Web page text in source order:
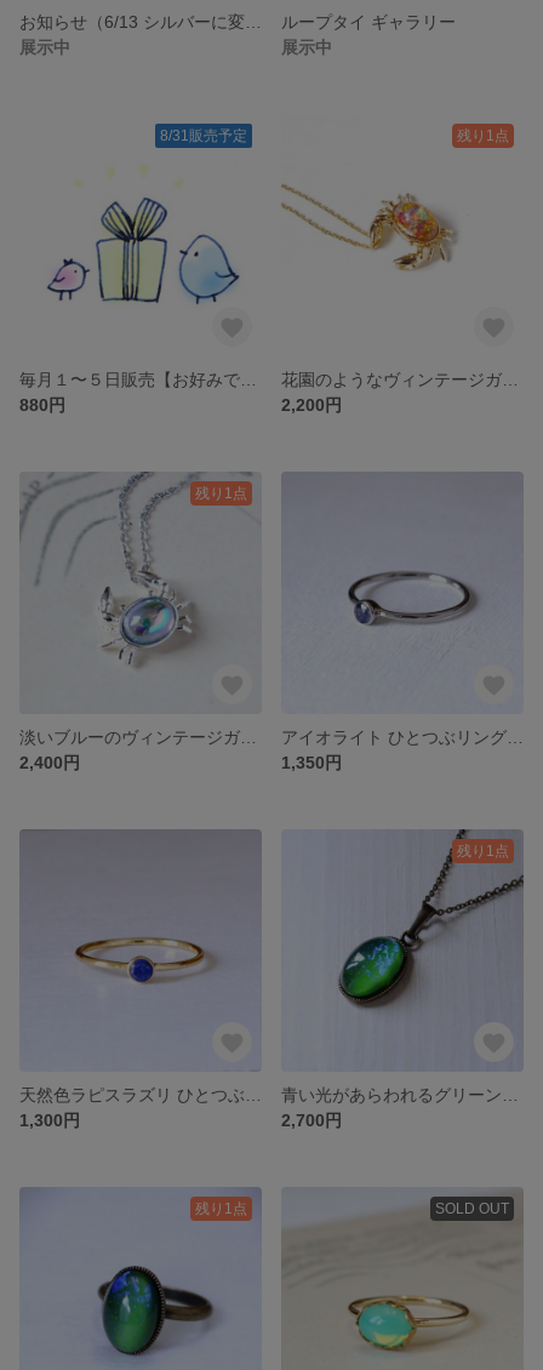
展示中
ループタイ ギャラリー
展示中
8/31販売予定
880円
残り1点
2,200円
残り1点
2,400円
1,350円
1,300円
残り1点
2,700円
残り1点 SOLD OUT